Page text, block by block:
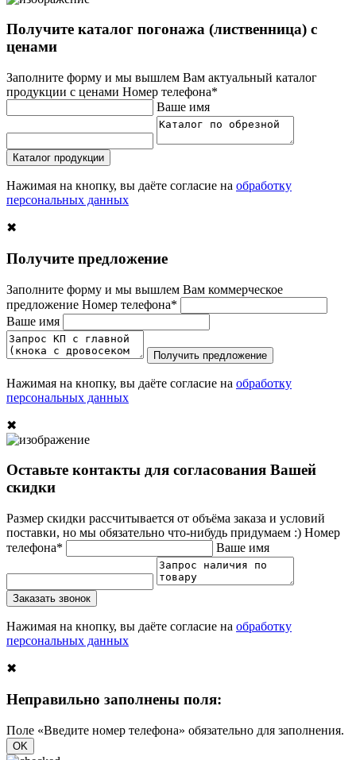
Получите каталог погонажа (лиственница) с
ценами
Заполните форму и мы вышлем Вам актуальный каталог
продукции с ценами Номер телефона*
Ваше имя
Каталог продукции
Нажимая на кнопку, вы даёте согласие на обработку
персональных данных
✖
Получите предложение
Заполните форму и мы вышлем Вам коммерческое
предложение Номер телефона*
Ваше имя
Получить предложение
Нажимая на кнопку, вы даёте согласие на обработку
персональных данных
✖
Оставьте контакты для согласования Вашей
скидки
Размер скидки рассчитывается от объёма заказа и условий
поставки, но мы обязательно что-нибудь придумаем :) Номер
телефона*
Ваше имя
Заказать звонок
Нажимая на кнопку, вы даёте согласие на обработку
персональных данных
✖
Неправильно заполнены поля:
Поле «Введите номер телефона» обязательно для заполнения.
OK